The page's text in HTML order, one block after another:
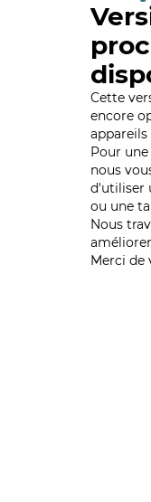
Cette
encore
Pour
nous
d'utiliser
ou une
Nous
Merci de